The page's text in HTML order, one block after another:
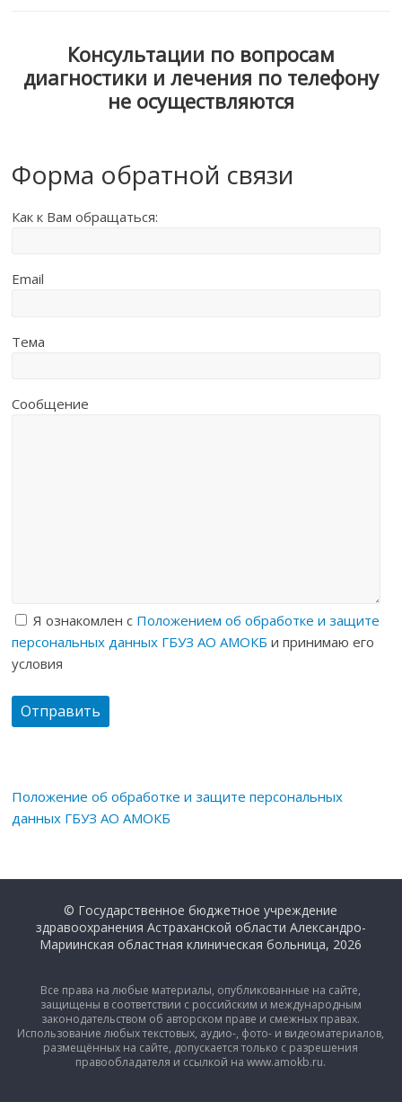
Консультации по вопросам
диагностики и лечения по телефону
не осуществляются
Форма обратной связи
Как к Вам обращаться:
Email
Тема
Сообщение
Я ознакомлен с Положением об обработке и защите
персональных данных ГБУЗ АО АМОКБ и принимаю его
условия
Положение об обработке и защите персональных
данных ГБУЗ АО АМОКБ
© Государственное бюджетное учреждение
здравоохранения Астраханской области Александро-
Мариинская областная клиническая больница, 2026
Все права на любые материалы, опубликованные на сайте,
защищены в соответствии с российским и международным
законодательством об авторском праве и смежных правах.
Использование любых текстовых, аудио-, фото- и видеоматериалов,
размещённых на сайте, допускается только с разрешения
правообладателя и ссылкой на www.amokb.ru.